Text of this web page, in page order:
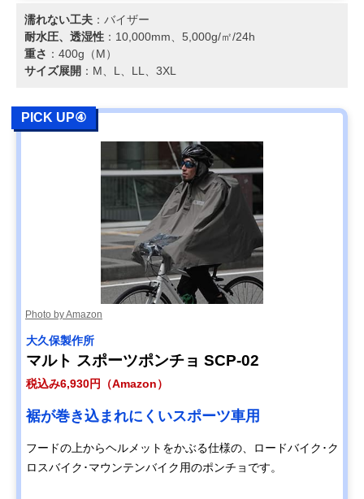
濡れない工夫 ：バイザー
耐水圧、透湿性 ：10,000mm、5,000g/㎡/24h
重さ ：400g（M）
サイズ展開 ：M、L、LL、3XL
PICK UP④
Photo by Amazon
大久保製作所
マルト スポーツポンチョ SCP-02
税込み6,930円（Amazon）
裾が巻き込まれにくいスポーツ車用
フードの上からヘルメットをかぶる仕様の、ロードバイク･ク
ロスバイク･マウンテンバイク用のポンチョです。